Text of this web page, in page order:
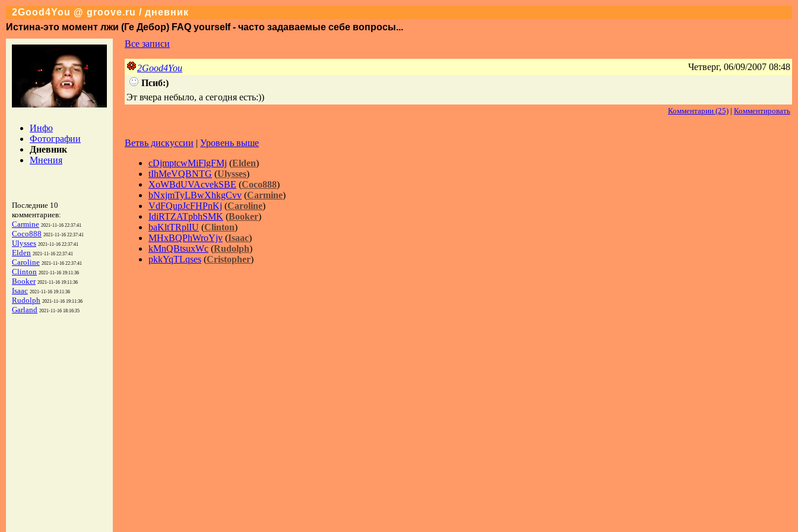
2Good4You @ groove.ru / дневник
Истина-это момент лжи (Ге Дебор) FAQ yourself - часто задаваемые себе вопросы...
Инфо
Фотографии
Дневник
Мнения
Последние 10
комментариев:
Carmine 2021-11-16 22:37:41
Coco888 2021-11-16 22:37:41
Ulysses 2021-11-16 22:37:41
Elden 2021-11-16 22:37:41
Caroline 2021-11-16 22:37:41
Clinton 2021-11-16 19:11:36
Booker 2021-11-16 19:11:36
Isaac 2021-11-16 19:11:36
Rudolph 2021-11-16 19:11:36
Garland 2021-11-16 18:16:35
Все записи
2Good4You
Четверг, 06/09/2007 08:48
Псиб:)
Эт вчера небыло, а сегодня есть:))
Комментарии (25) | Комментировать
Ветвь дискуссии | Уровень выше
cDjmptcwMiFlgFMj (Elden)
tIhMeVQBNTG (Ulysses)
XoWBdUVAcvekSBE (Coco888)
bNxjmTyLBwXhkgCvv (Carmine)
VdFQupJcFHPnKj (Caroline)
IdiRTZATpbhSMK (Booker)
baKltTRplIU (Clinton)
MHxBQPhWroYjv (Isaac)
kMnQBtsuxWc (Rudolph)
pkkYqTLqses (Cristopher)